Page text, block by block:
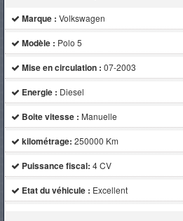
Marque : Volkswagen
Modèle : Polo 5
Mise en circulation : 07-2003
Energie : Diesel
Boite vitesse : Manuelle
kilométrage: 250000 Km
Puissance fiscal: 4 CV
Etat du véhicule : Excellent